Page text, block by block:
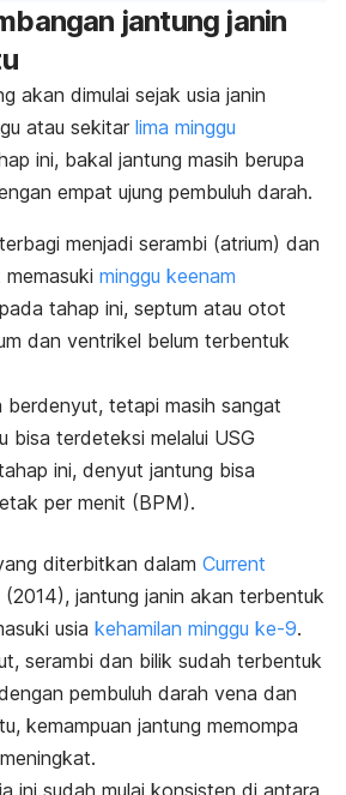
jantung janin
akan dimulai sejak usia janin
atau sekitar lima minggu
ini, bakal jantung masih berupa
empat ujung pembuluh darah.
menjadi serambi (atrium) dan
minggu keenam
tahap ini, septum atau otot
dan ventrikel belum terbentuk
berdenyut, tetapi masih sangat
bisa terdeteksi melalui USG
ini, denyut jantung bisa
per menit (BPM).
diterbitkan dalam Current
(2014), jantung janin akan terbentuk
usia kehamilan minggu ke-9.
serambi dan bilik sudah terbentuk
pembuluh darah vena dan
kemampuan jantung memompa